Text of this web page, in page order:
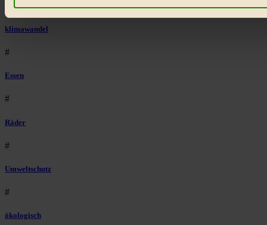
klimawandel
#
Essen
#
Räder
#
Umweltschutz
#
ökologisch